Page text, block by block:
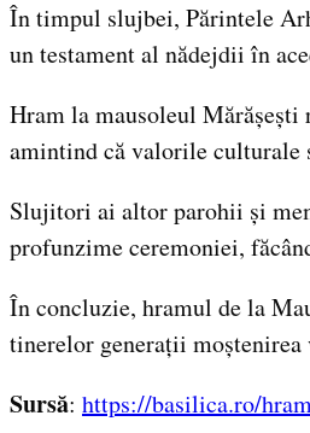
În timpul slujbei, Părintele
un testament al nădejdii în
Hram la mausoleul
amintind că valorile culturale
Slujitori ai altor parohii și
profunzime ceremoniei,
În concluzie, hramul de la
tinerelor generații
Sursă: https://basilica.ro/